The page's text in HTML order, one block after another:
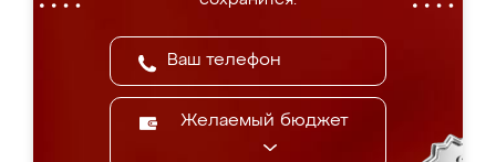
Желаемый бюджет